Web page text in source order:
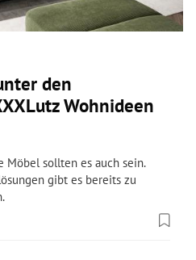
den
Wohnideen
Möbel sollten es auch sein.
gibt es bereits zu